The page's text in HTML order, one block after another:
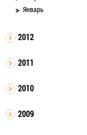
Январь
2012
2011
2010
2009